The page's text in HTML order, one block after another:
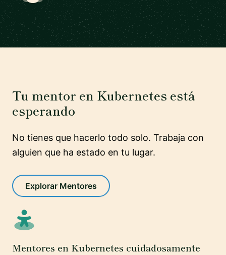
Tu mentor en Kubernetes está
esperando
No tienes que hacerlo todo solo. Trabaja con
alguien que ha estado en tu lugar.
Explorar Mentores
Mentores en Kubernetes cuidadosamente